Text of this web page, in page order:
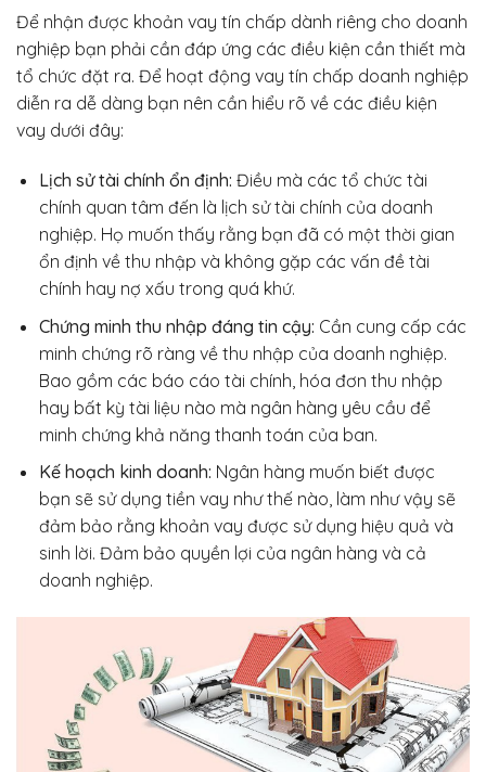
Để nhận được khoản vay tín chấp dành riêng cho doanh
nghiệp bạn phải cần đáp ứng các điều kiện cần thiết mà
tổ chức đặt ra. Để hoạt động vay tín chấp doanh nghiệp
diễn ra dễ dàng bạn nên cần hiểu rõ về các điều kiện
vay dưới đây:
Lịch sử tài chính ổn định: Điều mà các tổ chức tài
chính quan tâm đến là lịch sử tài chính của doanh
nghiệp. Họ muốn thấy rằng bạn đã có một thời gian
ổn định về thu nhập và không gặp các vấn đề tài
chính hay nợ xấu trong quá khứ.
Chứng minh thu nhập đáng tin cậy: Cần cung cấp các
minh chứng rõ ràng về thu nhập của doanh nghiệp.
Bao gồm các báo cáo tài chính, hóa đơn thu nhập
hay bất kỳ tài liệu nào mà ngân hàng yêu cầu để
minh chứng khả năng thanh toán của ban.
Kế hoạch kinh doanh: Ngân hàng muốn biết được
bạn sẽ sử dụng tiền vay như thế nào, làm như vậy sẽ
đảm bảo rằng khoản vay được sử dụng hiệu quả và
sinh lời. Đảm bảo quyền lợi của ngân hàng và cả
doanh nghiệp.